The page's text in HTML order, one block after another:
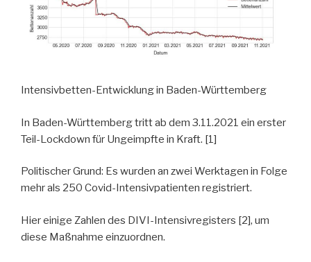
Intensivbetten-Entwicklung in Baden-Württemberg
In Baden-Württemberg tritt ab dem 3.11.2021 ein erster
Teil-Lockdown für Ungeimpfte in Kraft. [1]
Politischer Grund: Es wurden an zwei Werktagen in Folge
mehr als 250 Covid-Intensivpatienten registriert.
Hier einige Zahlen des DIVI-Intensivregisters [2], um
diese Maßnahme einzuordnen.